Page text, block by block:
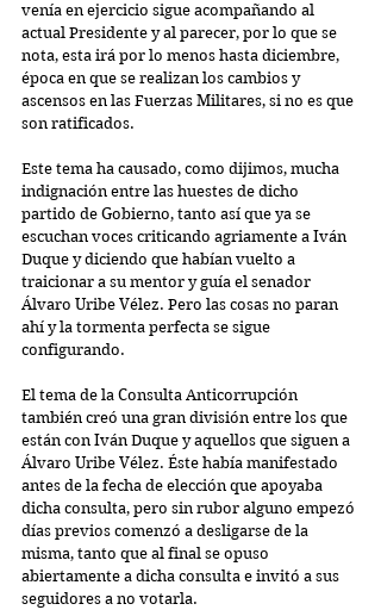
venía en ejercicio sigue acompañando al
actual Presidente y al parecer, por lo que se
nota, esta irá por lo menos hasta diciembre,
época en que se realizan los cambios y
ascensos en las Fuerzas Militares, si no es que
son ratificados.
Este tema ha causado, como dijimos, mucha
indignación entre las huestes de dicho
partido de Gobierno, tanto así que ya se
escuchan voces criticando agriamente a Iván
Duque y diciendo que habían vuelto a
traicionar a su mentor y guía el senador
Álvaro Uribe Vélez. Pero las cosas no paran
ahí y la tormenta perfecta se sigue
configurando.
El tema de la Consulta Anticorrupción
también creó una gran división entre los que
están con Iván Duque y aquellos que siguen a
Álvaro Uribe Vélez. Éste había manifestado
antes de la fecha de elección que apoyaba
dicha consulta, pero sin rubor alguno empezó
días previos comenzó a desligarse de la
misma, tanto que al final se opuso
abiertamente a dicha consulta e invitó a sus
seguidores a no votarla.